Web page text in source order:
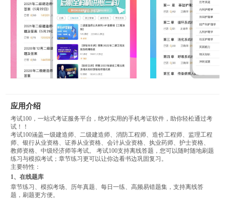
应用介绍
考试100，一站式考证服务平台，绝对实用的手机考证软件，助你轻松通过考
试！！
考试100涵盖一级建造师、二级建造师、消防工程师、造价工程师、监理工程
师、银行从业资格、证券从业资格、会计从业资格、执业药师、护士资格、
教师资格、中级经济师等考试。 考试100支持离线答题，您可以随时随地刷题
练习与模拟考试；章节练习更可以让你边看书边巩固复习。
主要特性：
1、在线题库
章节练习、模拟考场、历年真题、每日一练、高频易错题集，支持离线答
题，刷题更方便。